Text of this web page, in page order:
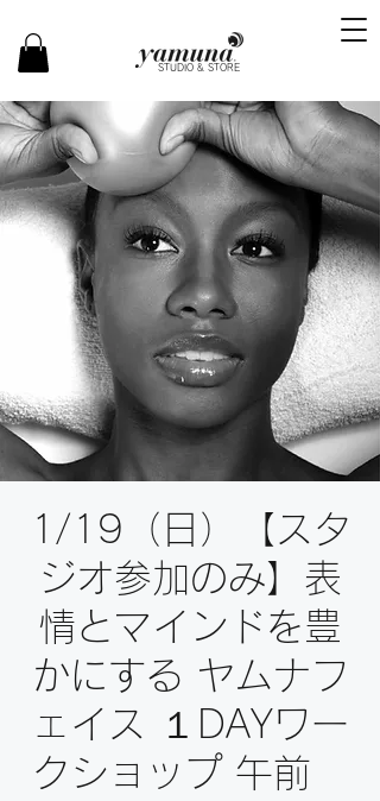
STUDIO & STORE
1/19（日）【スタ
ジオ参加のみ】表
情とマインドを豊
かにする ヤムナフ
ェイス １DAYワー
クショップ 午前